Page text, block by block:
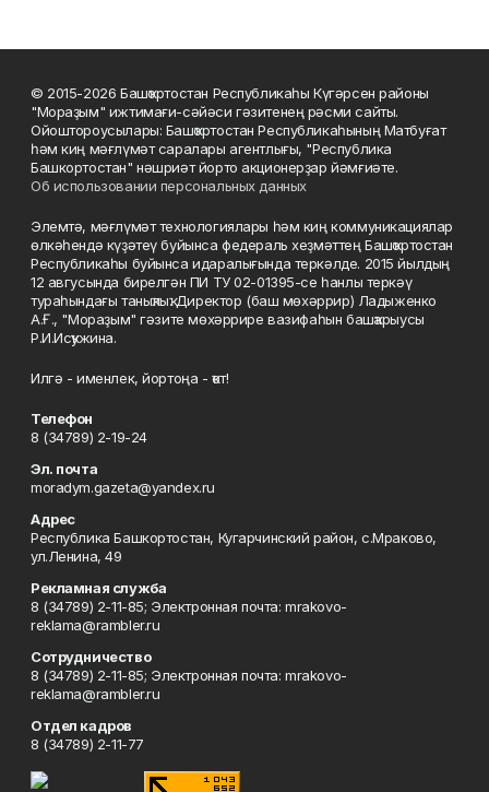
© 2015-2026 Башҡортостан Республикаһы Күгәрсен районы
"Мораҙым" ижтимағи-сәйәси гәзитенең рәсми сайты.
Ойоштороусылары: Башҡортостан Республикаһының Матбуғат
һәм киң мәғлүмәт саралары агентлығы, "Республика
Башкортостан" нәшриәт йорто акционерҙар йәмғиәте.
Об использовании персональных данных
Элемтә, мәғлүмәт технологиялары һәм киң коммуникациялар
өлкәһендә күҙәтеү буйынса федераль хеҙмәттең Башҡортостан
Республикаһы буйынса идаралығында теркәлде. 2015 йылдың
12 авгусында бирелгән ПИ ТУ 02-01395-се һанлы теркәү
тураһындағы таныҡлыҡ. Директор (баш мөхәррир) Ладыженко
А.Ғ., "Мораҙым" гәзите мөхәррире вазифаһын башҡарыусы
Р.И.Исҡужина.
Илгә - именлек, йортоңа - ҡот!
Телефон
8 (34789) 2-19-24
Эл. почта
moradym.gazeta@yandex.ru
Адрес
Республика Башкортостан, Кугарчинский район, с.Мраково,
ул.Ленина, 49
Рекламная служба
8 (34789) 2-11-85; Электронная почта: mrakovo-
reklama@rambler.ru
Сотрудничество
8 (34789) 2-11-85; Электронная почта: mrakovo-
reklama@rambler.ru
Отдел кадров
8 (34789) 2-11-77